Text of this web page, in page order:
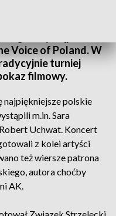
Voice of Poland. W
turniej
filmowy.
najpiękniejsze polskie
m.in. Sara
Uchwat. Koncert
z kolei artyści
też wiersze patrona
autora choćby
AK.